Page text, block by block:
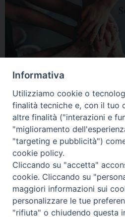
HOME DIOCESI VESCOVO
APPUNTAMENTI CONTATTI
Copyright © 2018 - 2021Diocesi di
Informativa
Utilizziamo cookie o
finalità tecniche e, con il tuo
altre finalità ("interazioni e
"miglioramento
"targeting e pubblicità")
cookie policy.
Cliccando su "accetta"
cookie. Cliccando su
maggiori informazioni sui
personalizzare le tue
"rifiuta" o chiudendo questa